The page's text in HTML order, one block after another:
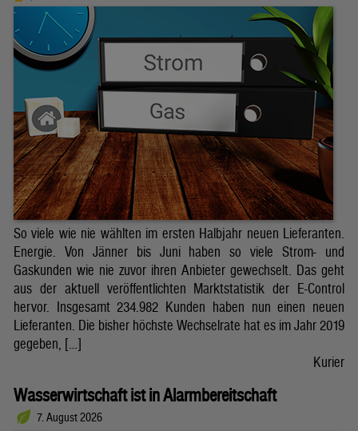
So viele wie nie wählten im ersten Halbjahr neuen Lieferanten.
Energie. Von Jänner bis Juni haben so viele Strom- und
Gaskunden wie nie zuvor ihren Anbieter gewechselt. Das geht
aus der aktuell veröffentlichten Marktstatistik der E-Control
hervor. Insgesamt 234.982 Kunden haben nun einen neuen
Lieferanten. Die bisher höchste Wechselrate hat es im Jahr 2019
gegeben, […]
Kurier
Wasserwirtschaft ist in Alarmbereitschaft
7. August 2026